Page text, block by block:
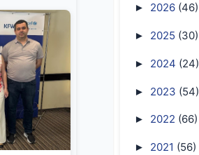
► 2026 (46)
► 2025 (30)
► 2024 (24)
► 2023 (54)
► 2022 (66)
► 2021 (56)